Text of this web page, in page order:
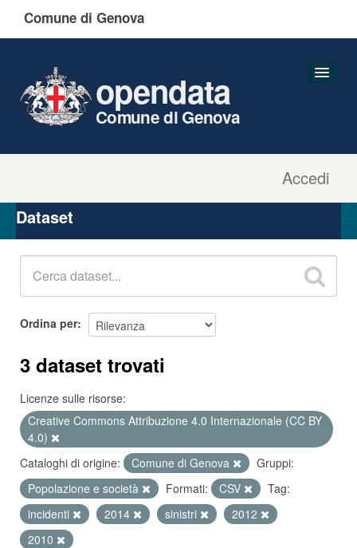
Comune di Genova
Accedi
opendata
Comune di Genova
Organizzazioni
Gruppi
Dataset
Ordina per
3 dataset trovati
Licenze sulle risorse:
Creative Commons Attribuzione 4.0 Internazionale (CC BY
4.0)
Cataloghi di origine:
Comune di Genova
Gruppi:
Popolazione e società
Formati: CSV
Tag:
incidenti
2014 sinistri
2012
2010